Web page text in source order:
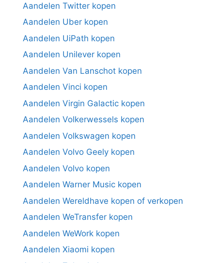
Aandelen Twitter kopen
Aandelen Uber kopen
Aandelen UiPath kopen
Aandelen Unilever kopen
Aandelen Van Lanschot kopen
Aandelen Vinci kopen
Aandelen Virgin Galactic kopen
Aandelen Volkerwessels kopen
Aandelen Volkswagen kopen
Aandelen Volvo Geely kopen
Aandelen Volvo kopen
Aandelen Warner Music kopen
Aandelen Wereldhave kopen of verkopen
Aandelen WeTransfer kopen
Aandelen WeWork kopen
Aandelen Xiaomi kopen